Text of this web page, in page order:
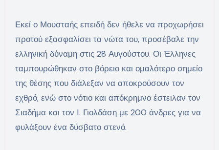
Εκεί ο Μουσταής επειδή δεν ήθελε να προχωρήσει
προτού εξασφαλίσει τα νώτα του, προσέβαλε την
ελληνική δύναμη στις 28 Αυγούστου. Οι Έλληνες
ταμπουρώθηκαν στο βόρειο και ομαλότερο σημείο
της θέσης που διάλεξαν να αποκρούσουν τον
εχθρό, ενώ στο νότιο και απόκρημνο έστειλαν τον
Σιαδήμα και τον Ι. Γιολδάση με 200 άνδρες για να
φυλάξουν ένα δύσβατο στενό.